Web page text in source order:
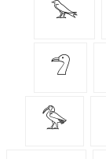
𓅨
𓅿
𓅜